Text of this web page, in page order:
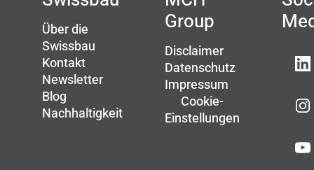
Über die
Swissbau
Kontakt
Newsletter
Blog
Nachhaltigkeit
Group
Disclaimer
Datenschutz
Impressum
Cookie-
Einstellungen